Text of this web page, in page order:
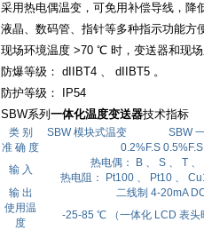
采用热电偶温变，可免用补偿导线，降
液晶、数码管、指针等多种指示功能方
现场环境温度 >70 ℃ 时，变送器和现
防爆等级： dIIBT4 、 dIIBT5 。
防护等级： IP54
SBW系列 一体化温度变送器技术指标
类 别 SBW 模块式温变
SBW
准 确 度
0.2%F.S 0.5%F.S
输 入
热电偶： B 、 S 、 T 、
热电阻： Pt100 、 Pt10 、
输 出
二线制 4-20mA
使用温
度
-25-85 ℃ （一体化 LCD 表